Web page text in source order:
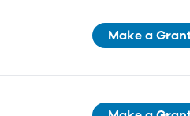
Make a